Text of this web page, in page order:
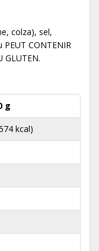
colza), sel,
CONTENIR
GLUTEN.
g
kcal)